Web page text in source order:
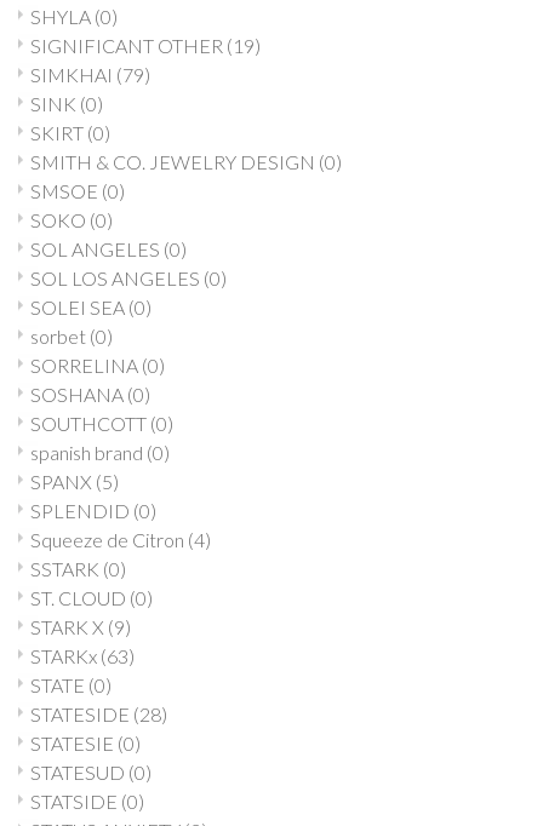
SHYLA (0)
SIGNIFICANT OTHER (19)
SIMKHAI (79)
SINK (0)
SKIRT (0)
SMITH & CO. JEWELRY DESIGN (0)
SMSOE (0)
SOKO (0)
SOL ANGELES (0)
SOL LOS ANGELES (0)
SOLEI SEA (0)
sorbet (0)
SORRELINA (0)
SOSHANA (0)
SOUTHCOTT (0)
spanish brand (0)
SPANX (5)
SPLENDID (0)
Squeeze de Citron (4)
SSTARK (0)
ST. CLOUD (0)
STARK X (9)
STARKx (63)
STATE (0)
STATESIDE (28)
STATESIE (0)
STATESUD (0)
STATSIDE (0)